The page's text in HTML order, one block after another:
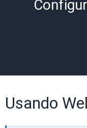
Usando